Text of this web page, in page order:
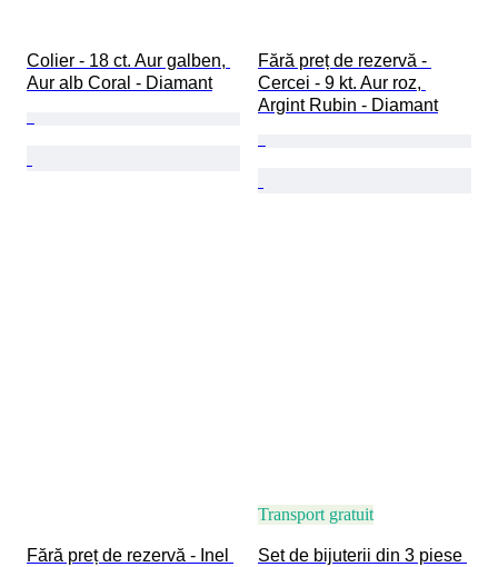
Colier - 18 ct. Aur galben,
Aur alb Coral - Diamant
Fără preț de rezervă -
Cercei - 9 kt. Aur roz,
Argint Rubin - Diamant
Fără preț de rezervă - Inel
Transport gratuit
Set de bijuterii din 3 piese